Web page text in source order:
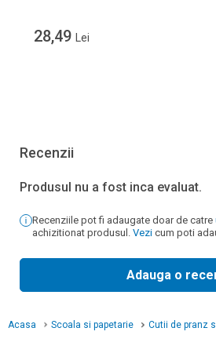
28,49 Lei
Recenzii
Produsul nu a fost inca evaluat.
Recenziile pot fi adaugate doar de catre
achizitionat produsul. Vezi cum poti
Adauga o
Acasa Scoala si papetarie Cutii de pranz